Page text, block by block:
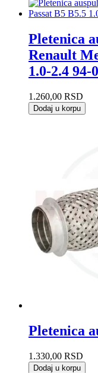
Pletenica
Renault
1.0-2.4 94-
1.260,00 RSD
Dodaj u korpu
Pletenica
1.330,00 RSD
Dodaj u korpu